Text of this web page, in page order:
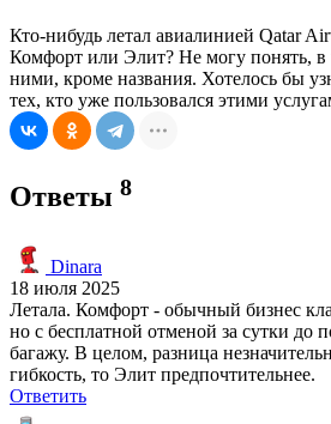
Кто-нибудь летал авиалинией Qatar
Комфорт или Элит? Не могу понять,
ними, кроме названия. Хотелось бы
тех, кто уже пользовался этими
Ответы 8
Dinara
18 июля 2025
Летала. Комфорт - обычный бизнес
но с бесплатной отменой за сутки до
багажу. В целом, разница
гибкость, то Элит предпочтительнее.
Ответить